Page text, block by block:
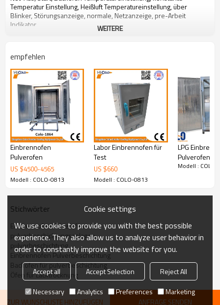
TemperaturEinstellung, HeißluftTemperatureinstellung,über
Blinker, Störungsanzeige,normale, Netzanzeige, pre-Arbeit
Indikator.
2200 * 1300 * 2000
INNENMASS
(L * W * H)
2000 *1000 *1800
WEITERE
empfehlen
Einbrennofen
Pulverofen
US $4500-4565
Modell : COLO-0813
Labor Einbrennofen für
Test
US $660
Modell : COLO-0813
LPG
Pulverofen
Modell :
Stichwörter
Einbrennofen Pulverofen
pulverbeschichtungsanlagen
pulverbeschichtung
Einbrennofen Pulverbeschichtung
Backofen für pulverbeschichtung
Öfen für Lacktrocknung
ZUR WUNSCHLISTE HINZUFÜGEN ANFRAGE SENDEN
Cookie settings
We use cookies to provide you with the best possible
experience. They also allow us to analyze user behavior in
order to constantly improve the website for you.
Accept all Accept Selection
Reject All
Necessary
Analytics Preferences Marketing